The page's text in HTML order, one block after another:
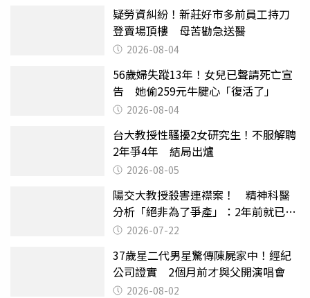
疑勞資糾紛！新莊好市多前員工持刀
登賣場頂樓 母苦勸急送醫
2026-08-04
56歲婦失蹤13年！女兒已聲請死亡宣
告 她偷259元牛腱心「復活了」
2026-08-04
台大教授性騷擾2女研究生！不服解聘
2年爭4年 結局出爐
2026-08-05
陽交大教授殺害連襟案！ 精神科醫
分析「絕非為了爭產」：2年前就已言
行詭異
2026-07-22
37歲星二代男星驚傳陳屍家中！經紀
公司證實 2個月前才與父開演唱會
2026-08-02